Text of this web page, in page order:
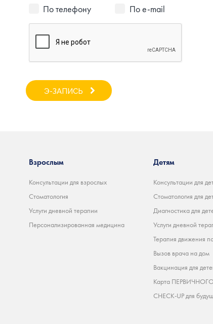
По телефону По e-mail
Э-ЗАПИСЬ
Взрослым
Консультации для взрослых
Стоматология
Услуги дневной терапии
Персонализированная медицина
Детям
Консультации для
Стоматология для
Диагностика для
Услуги дневной
Терапия движения
Вызов врача на дом
Вакцинация для
Карта
CHECK-UP для